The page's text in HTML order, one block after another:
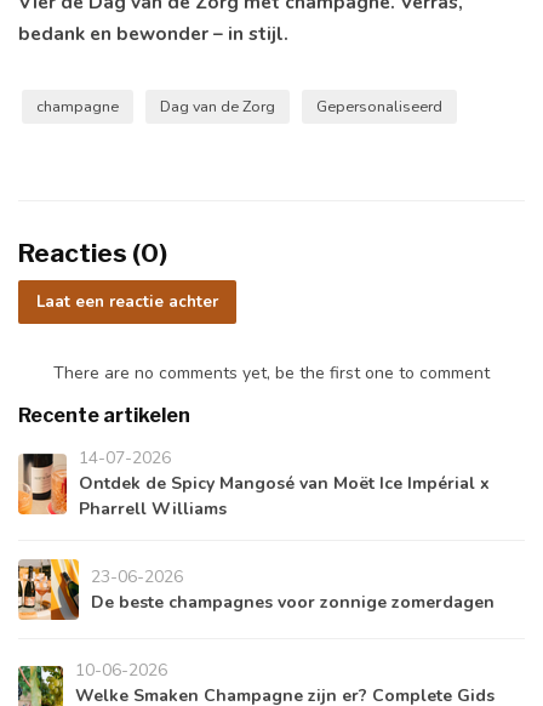
bedank en bewonder – in stijl.
champagne Dag van de Zorg Gepersonaliseerd
Reacties (0)
Laat een reactie achter
There are no comments yet, be the first one to comment
Recente artikelen
14-07-2026
Ontdek de Spicy Mangosé van Moët Ice Impérial x
Pharrell Williams
23-06-2026
De beste champagnes voor zonnige zomerdagen
10-06-2026
Welke Smaken Champagne zijn er? Complete Gids